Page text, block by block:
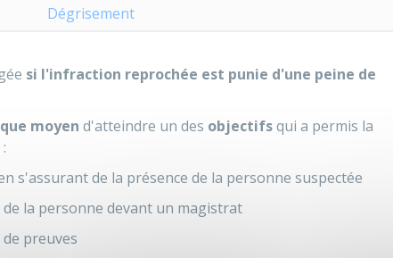
Dégrisement
si l'infraction reprochée est punie d'une peine de
moyen d'atteindre un des objectifsqui a permis la
s'assurant de la présence de la personne suspectée
la personne devant un magistrat
preuves